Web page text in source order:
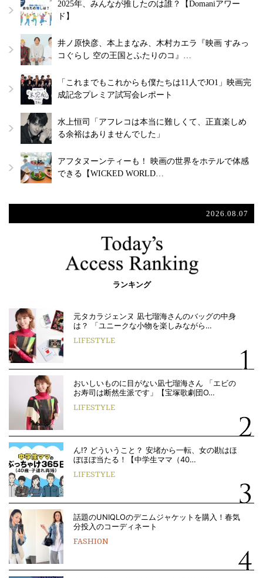
2025年、みんなが推したのは誰？【Domaniアワー
ド】
井ノ原快彦、本上まなみ、木村カエラ『映画 すみっ
コぐらし 空の王国とふたりのコ』…
「これまでもこれからも僕たちは11人でJO1」映画完
成記念プレミア試写会レポート
水上恒司「アフレコは本当に難しくて、正直楽しめ
る余裕はありませんでした」
アフタヌーンティーも！ 映画の世界をホテルで体感
できる【WICKED WORLD…
2026.08.07
ランキング
元タカラジェンヌ 凪七瑠海さんのバッグの中身
は？ 「ユニークな小物を楽しみながら…
LIFESTYLE
おいしいものに目がない凪七瑠海さん 「エビの
お寿司は断然生派です」【宝塚歌劇団O…
LIFESTYLE
ん!? どういうこと？ 安堵から一転、女の勘はほ
ぼほぼ当たる！【中学生ママ（40…
LIFESTYLE
話題のUNIQLOのデニムジャケットを購入！春気
分投入のコーディネート
FASHION